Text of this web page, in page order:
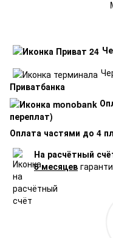
Приватбанка
переплат)
Оплата частями до 4
На расчётный
6 месяцев